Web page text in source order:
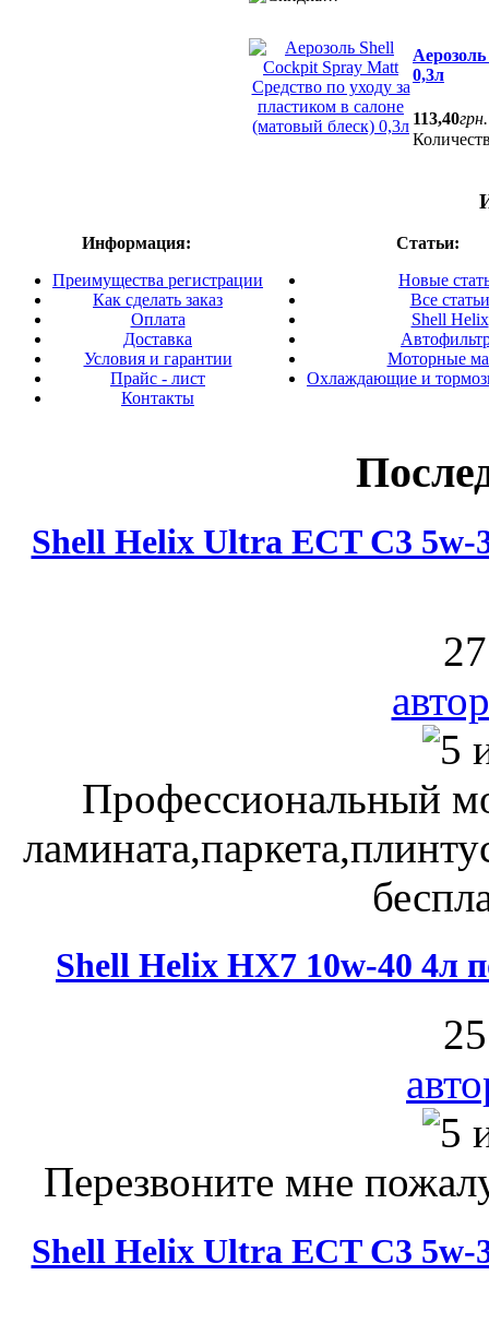
0,3л
113,40грн.
Информация:
Преимущества регистрации
Как сделать заказ
Оплата
Доставка
Условия и гарантии
Прайс - лист
Контакты
Статьи:
Новые
Все статьи
Shell Helix
Моторные
Охлаждающие и
Shell Helix Ultra ECT C3 5w-
Профессиональный
Shell Helix HX7 10w-40 4л
Перезвоните мне
Shell Helix Ultra ECT C3 5w-